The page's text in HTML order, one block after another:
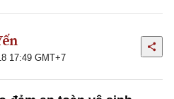
17:49 GMT+7